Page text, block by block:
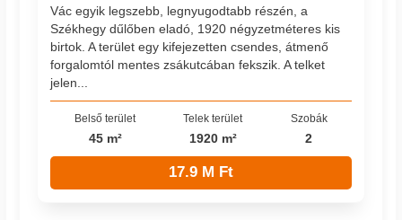
Vác egyik legszebb, legnyugodtabb részén, a
Székhegy dűlőben eladó, 1920 négyzetméteres kis
birtok. A terület egy kifejezetten csendes, átmenő
forgalomtól mentes zsákutcában fekszik. A telket
jelen...
Belső terület
45 m²
Telek terület
1920 m²
Szobák
2
17.9 M Ft